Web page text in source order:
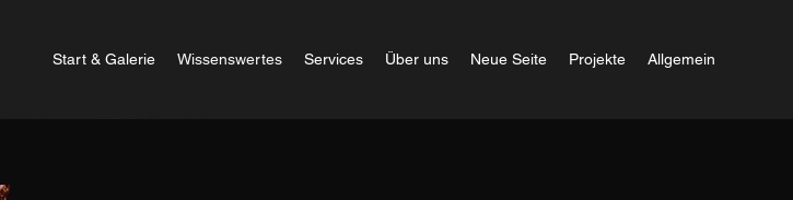
Start & Galerie Wissenswertes Services Über uns Neue Seite Projekte Allgemein